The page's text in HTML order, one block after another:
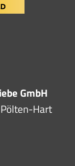
GmbH
Hart